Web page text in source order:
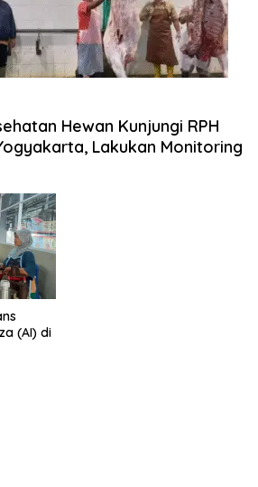
Hewan Kunjungi RPH
Lakukan Monitoring
(AI) di